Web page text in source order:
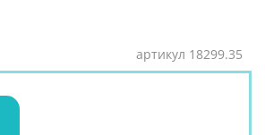
артикул 18299.35